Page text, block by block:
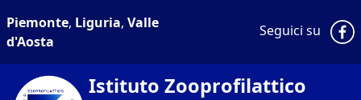
Piemonte, Liguria, Valle
d'Aosta
Seguici su
Istituto Zooprofilattico